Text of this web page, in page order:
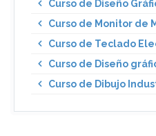
Curso de Diseño
Curso de Monitor de
Curso de Teclado
Curso de Diseño
Curso de Dibujo